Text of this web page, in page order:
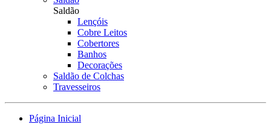
Saldão
Lençóis
Cobre Leitos
Cobertores
Banhos
Decorações
Saldão de Colchas
Travesseiros
Página Inicial